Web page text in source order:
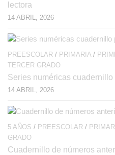
lectora
14 ABRIL, 2026
PREESCOLAR / PRIMARIA /
TERCER GRADO
Series numéricas
14 ABRIL, 2026
5 AÑOS / PREESCOLAR /
GRADO
Cuadernillo de números